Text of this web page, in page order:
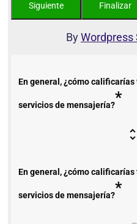
ByWordpress
En general, ¿cómo
servicios de mensajería?*
En general, ¿cómo
servicios de mensajería?*